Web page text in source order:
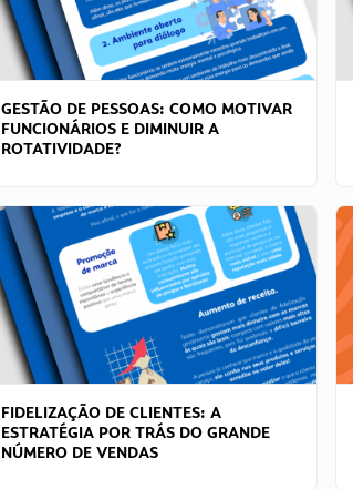
GESTÃO DE PESSOAS: COMO MOTIVAR
FUNCIONÁRIOS E DIMINUIR A
ROTATIVIDADE?
FIDELIZAÇÃO DE CLIENTES: A
ESTRATÉGIA POR TRÁS DO GRANDE
NÚMERO DE VENDAS